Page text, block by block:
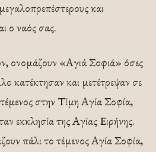
και
ο ναός σας.
ονομάζουν «Αγιά Σοφιά» όσες
κατέκτησαν και μετέτρεψαν σε
στην Τίμη Αγία Σοφία,
εκκλησία της Αγίας Ειρήνης.
πάλι το τέμενος Αγία Σοφία,